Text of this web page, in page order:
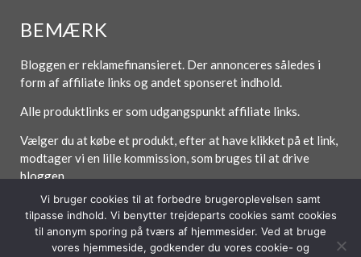
BEMÆRK
Bloggen er reklamefinansieret. Der annonceres således i
form af affiliate links og andet sponseret indhold.
Alle produktlinks er som udgangspunkt affiliate links.
Vælger du at købe et produkt, efter at have klikket på et link,
modtager vi en lille kommission, som bruges til at drive
bloggen.
Forside Om / Kontakt Betingelser
Vi bruger cookies til at forbedre brugeroplevelsen samt
tilpasse indhold. Vi benytter trejdeparts cookies samt cookies
til anonym sporing på tværs af hjemmesider. Ved at bruge
vores hjemmeside, godkender du vores cookie- og